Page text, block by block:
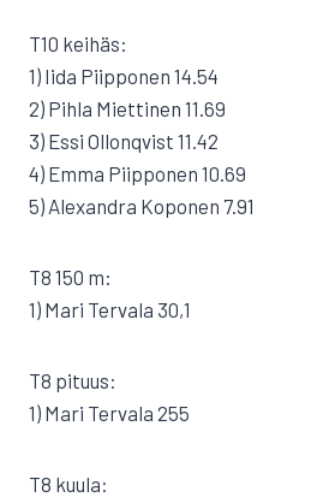
T10 keihäs:
1) Iida Piipponen 14.54
2) Pihla Miettinen 11.69
3) Essi Ollonqvist 11.42
4) Emma Piipponen 10.69
5) Alexandra Koponen 7.91
T8 150 m:
1) Mari Tervala 30,1
T8 pituus:
1) Mari Tervala 255
T8 kuula: